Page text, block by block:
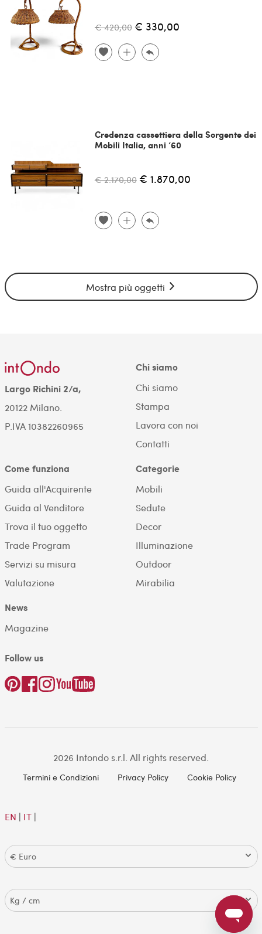
€ 420,00 € 330,00
Credenza cassettiera della Sorgente dei
Mobili Italia, anni ‘60
€ 2.170,00 € 1.870,00
Mostra più oggetti
Largo Richini 2/a,
20122 Milano.
P.IVA 10382260965
Chi siamo
Chi siamo
Stampa
Lavora con noi
Contatti
Come funziona
Guida all'Acquirente
Guida al Venditore
Trova il tuo oggetto
Trade Program
Servizi su misura
Valutazione
Categorie
Mobili
Sedute
Decor
Illuminazione
Outdoor
Mirabilia
News
Magazine
Follow us
2026 Intondo s.r.l. All rights reserved.
Termini e Condizioni Privacy Policy Cookie Policy
EN | IT|